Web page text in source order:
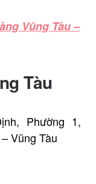
Vũng Tàu –
Tàu
Phường 1,
Vũng Tàu